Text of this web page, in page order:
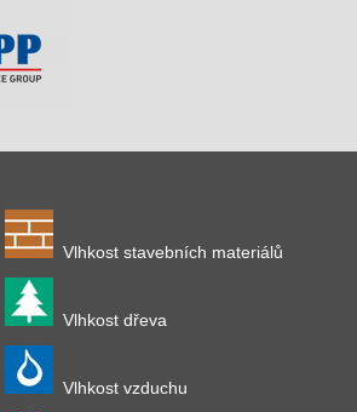
Vlhkost stavebních materiálů
Vlhkost dřeva
Vlhkost vzduchu